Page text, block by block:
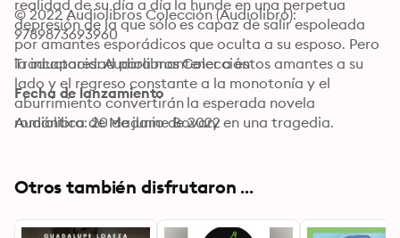
realidad de su día a día la hunde en una perpetua
depresión de la que sólo es capaz de salir espoleada
por amantes esporádicos que oculta a su esposo. Pero
la incapacidad para mantener a estos amantes a su
lado y el regreso constante a la monotonía y el
aburrimiento convertirán la esperada novela
romántica de Madame Bovary en una tragedia.
© 2022 Audiolibros Colección (Audiolibro):
9789873693960
Traductores: Audiolibros Colección
Fecha de lanzamiento
Audiolibro: 20 de junio de 2022
Otros también disfrutaron ...